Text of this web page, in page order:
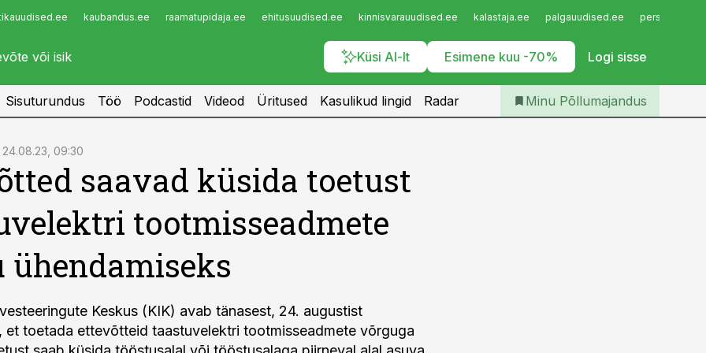
kaubandus.ee raamatupidaja.ee ehitusuudised.ee kinnisvarauudised.ee kalastaja.ee palgauudised.ee
Küsi AI-lt Esimene kuu -70% Logi sisse
Infopank
Iseteenindus
Telli Põllumajandus
Sisuturundus Töö Podcastid Videod Üritused Kasulikud lingid Radar Minu Põllumajandus
24.08.23, 09:30
saavad küsida toetust
tootmisseadmete
ühendamiseks
Keskus (KIK) avab tänasest, 24. augustist
et toetada ettevõtteid taastuvelektri tootmisseadmete võrguga